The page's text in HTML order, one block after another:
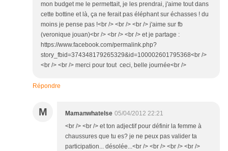
mon budget me le permettait, je les prendrai, j'aime tout dans
cette bottine et là, ça ne ferait pas éléphant sur échasses ! du
moins je pense pas !<br /> <br /> <br /> j'aime sur fb
(veronique jouan)<br /> <br /> <br /> et je partage :
https://www.facebook.com/permalink.php?
story_fbid=374348179265329&id=100002601795368<br />
<br /> <br /> merci pour tout ceci, belle journée<br />
Répondre
M Mamanwhatelse 05/04/2012 22:21
<br /> <br /> et ton adjectif pour définir la femme à
chaussures que tu es? je ne peux pas valider ta
participation... désolée...<br /> <br /> <br /> <br />